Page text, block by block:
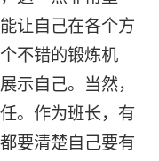
让自己在各个方
不错的锻炼机
示自己。当然，
。作为班长，有
要清楚自己要有